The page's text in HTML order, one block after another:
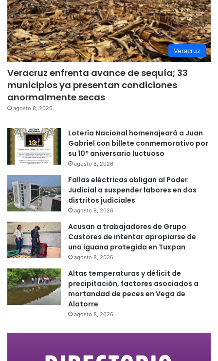
Veracruz
Veracruz enfrenta avance de sequía; 33
municipios ya presentan condiciones
anormalmente secas
agosto 8, 2026
Lotería Nacional homenajeará a Juan
Gabriel con billete conmemorativo por
su 10º aniversario luctuoso
agosto 8, 2026
Fallas eléctricas obligan al Poder
Judicial a suspender labores en dos
distritos judiciales
agosto 8, 2026
Acusan a trabajadores de Grupo
Castores de intentar apropiarse de
una iguana protegida en Tuxpan
agosto 8, 2026
Altas temperaturas y déficit de
precipitación, factores asociados a
mortandad de peces en Vega de
Alatorre
agosto 8, 2026